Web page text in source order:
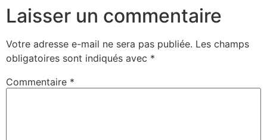
Laisser un commentaire
Votre adresse e-mail ne sera pas publiée. Les champs
obligatoires sont indiqués avec *
Commentaire *